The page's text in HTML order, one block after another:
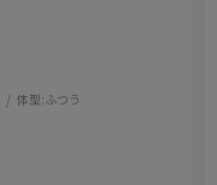
体型:ふつう